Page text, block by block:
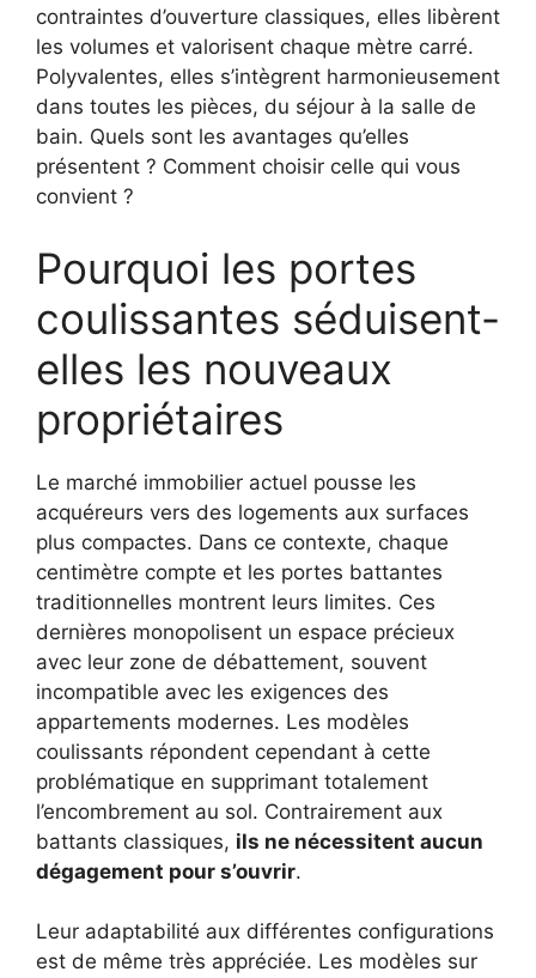
contraintes d’ouverture classiques, elles libèrent
les volumes et valorisent chaque mètre carré.
Polyvalentes, elles s’intègrent harmonieusement
dans toutes les pièces, du séjour à la salle de
bain. Quels sont les avantages qu’elles
présentent ? Comment choisir celle qui vous
convient ?
Pourquoi les portes
coulissantes séduisent-
elles les nouveaux
propriétaires
Le marché immobilier actuel pousse les
acquéreurs vers des logements aux surfaces
plus compactes. Dans ce contexte, chaque
centimètre compte et les portes battantes
traditionnelles montrent leurs limites. Ces
dernières monopolisent un espace précieux
avec leur zone de débattement, souvent
incompatible avec les exigences des
appartements modernes. Les modèles
coulissants répondent cependant à cette
problématique en supprimant totalement
l’encombrement au sol. Contrairement aux
battants classiques, ils ne nécessitent aucun
dégagement pour s’ouvrir.
Leur adaptabilité aux différentes configurations
est de même très appréciée. Les modèles sur